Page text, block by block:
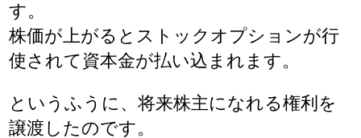
す。
株価が上がるとストックオプションが行
使されて資本金が払い込まれます。
というふうに、将来株主になれる権利を
譲渡したのです。